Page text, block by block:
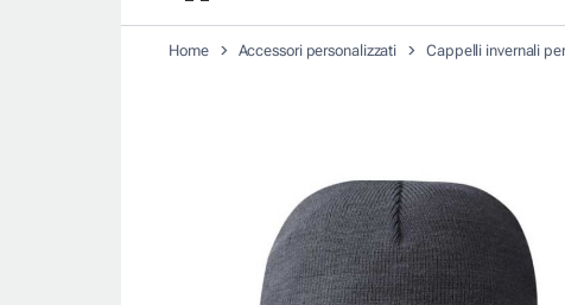
Home Accessori personalizzati Cappelli invernali